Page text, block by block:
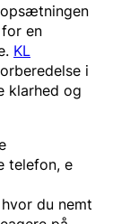
en
KL
i
klarhed og
telefon, e
du nemt